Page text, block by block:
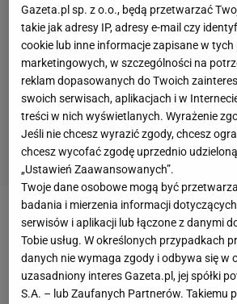
Fotel to synonim odpoczynku i
nas nie wyobrażają sobie braku
mieszkaniu. Fotel może być
wypoczynkowego lub całkowicie
Gazeta.pl sp. z o.o., będą przetwarzać
takie jak adresy IP, adresy e-mail czy
cookie lub inne informacje zapisane w tych
marketingowych, w szczególności na
reklam dopasowanych do Twoich
swoich serwisach, aplikacjach i w
treści w nich wyświetlanych. Wyrażenie
Jeśli nie chcesz wyrazić zgody, chcesz
chcesz wycofać zgodę uprzednio
„Ustawień Zaawansowanych”.
Twoje dane osobowe mogą być
badania i mierzenia informacji
serwisów i aplikacji lub łączone z danymi
Tobie usług. W określonych przypadkach
danych nie wymaga zgody i odbywa się w
uzasadniony interes Gazeta.pl, jej spółki
S.A. – lub Zaufanych Partnerów. Takiemu